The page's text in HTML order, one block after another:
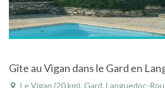
Le Vigan (20 km), Gard, Languedoc-